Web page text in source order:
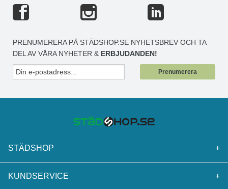
PRENUMERERA PÅ STÄDSHOP.SE NYHETSBREV OCH TA
DEL AV VÅRA NYHETER & ERBJUDANDEN!
Prenumerera
STÄDSHOP +
KUNDSERVICE +